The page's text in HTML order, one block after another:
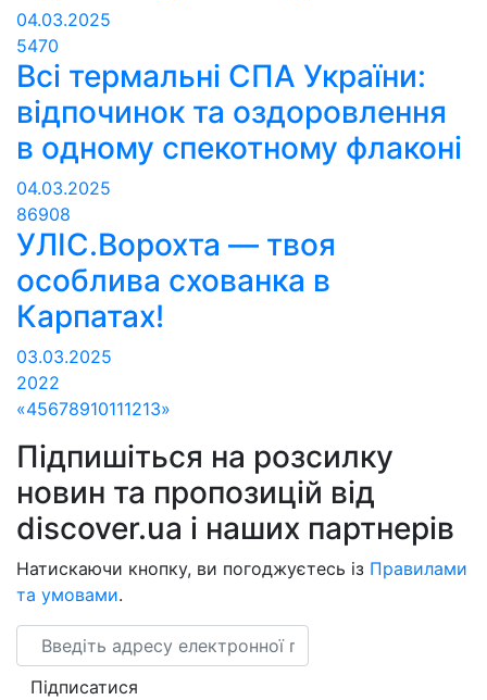
04.03.2025
5470
Всі термальні СПА України:
відпочинок та оздоровлення
в одному спекотному флаконі
04.03.2025
86908
УЛІС.Ворохта — твоя
особлива схованка в
Карпатах!
03.03.2025
2022
«45678910111213»
Підпишіться на розсилку
новин та пропозицій від
discover.ua і наших партнерів
Натискаючи кнопку, ви погоджуєтесь із Правилами
та умовами.
Email
Підписатися